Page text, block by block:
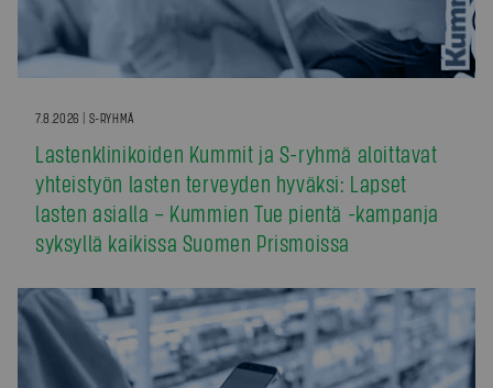
7.8.2026 | S-RYHMÄ
Lastenklinikoiden Kummit ja S-ryhmä aloittavat
yhteistyön lasten terveyden hyväksi: Lapset
lasten asialla – Kummien Tue pientä -kampanja
syksyllä kaikissa Suomen Prismoissa